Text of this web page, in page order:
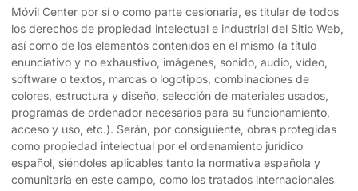
Móvil Center por sí o como parte cesionaria, es titular de todos
los derechos de propiedad intelectual e industrial del Sitio Web,
así como de los elementos contenidos en el mismo (a título
enunciativo y no exhaustivo, imágenes, sonido, audio, vídeo,
software o textos, marcas o logotipos, combinaciones de
colores, estructura y diseño, selección de materiales usados,
programas de ordenador necesarios para su funcionamiento,
acceso y uso, etc.). Serán, por consiguiente, obras protegidas
como propiedad intelectual por el ordenamiento jurídico
español, siéndoles aplicables tanto la normativa española y
comunitaria en este campo, como los tratados internacionales